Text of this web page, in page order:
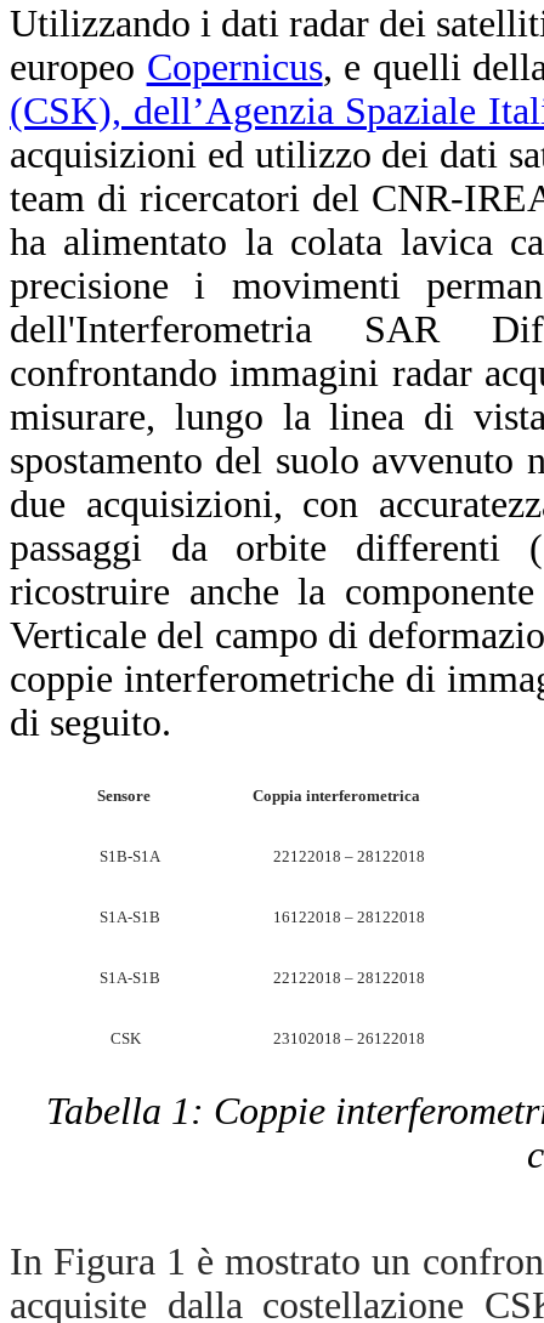
Utilizzando i dati radar dei
europeo Copernicus, e quelli
(CSK), dell’Agenzia Spaziale
acquisizioni ed utilizzo dei dati
team di ricercatori del CNR-
ha alimentato la colata lavica
precisione i movimenti
dell'Interferometria SAR
confrontando immagini radar
misurare, lungo la linea di
spostamento del suolo
due acquisizioni, con
passaggi da orbite differenti
ricostruire anche la
Verticale del campo di
coppie interferometriche di
di seguito.
Sensore Coppia interferometrica
S1B-S1A 22122018 – 28122018
S1A-S1B 16122018 – 28122018
S1A-S1B 22122018 – 28122018
CSK 23102018 – 26122018
Tabella 1: Coppie
In Figura 1 è mostrato un
acquisite dalla costellazione